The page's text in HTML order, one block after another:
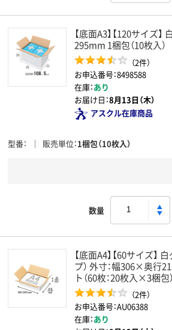
【底面A3】【120サイズ
295mm 1梱包（10枚入）
（2件）
お申込番号：8498588
在庫：あり
お届け日：8月13日（木）
アスクル在庫商品
型番 販売単位 1梱包（10枚入）
数量
【底面A4】【60サイズ】
プ） 外寸：幅306×奥行
ト（60枚：20枚入×3梱包
（2件）
お申込番号：AU06388
在庫：あり